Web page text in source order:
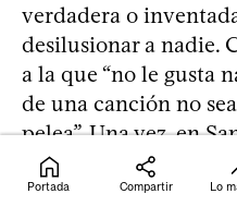
verdadera o
desilusionar a nadie.
a la que “no le gusta
de una canción no
pelea”. Una vez, en
luego de un toque,
un poco adobado–
Portada Compartir Lo